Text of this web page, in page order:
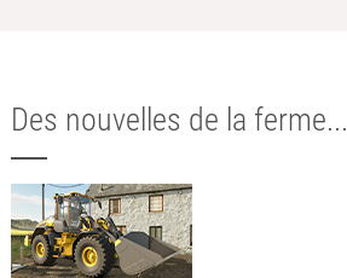
Des nouvelles de la ferme...